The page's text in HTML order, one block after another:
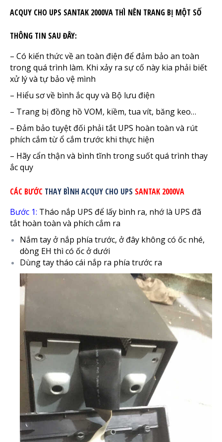
ACQUY CHO UPS SANTAK 2000VA THÌ NÊN TRANG BỊ MỘT SỐ
THÔNG TIN SAU ĐÂY:
– Có kiến thức về an toàn điện để đảm bảo an toàn
trong quá trình làm. Khi xảy ra sự cố này kia phải biết
xử lý và tự bảo vệ mình
– Hiểu sơ về bình ắc quy và Bộ lưu điện
– Trang bị đồng hồ VOM, kiềm, tua vít, băng keo…
– Đảm bảo tuyệt đối phải tắt UPS hoàn toàn và rút
phích cắm từ ổ cắm trước khi thực hiện
– Hãy cẩn thận và bình tĩnh trong suốt quá trình thay
ắc quy
CÁC BƯỚC THAY BÌNH ACQUY CHO UPS SANTAK 2000VA
Bước 1: Tháo nắp UPS để lấy bình ra, nhớ là UPS đã
tắt hoàn toàn và phích cắm ra
Nắm tay ở nắp phía trước, ở đây không có ốc nhé,
dòng EH thì có ốc ở dưới
Dùng tay tháo cái nắp ra phía trước ra